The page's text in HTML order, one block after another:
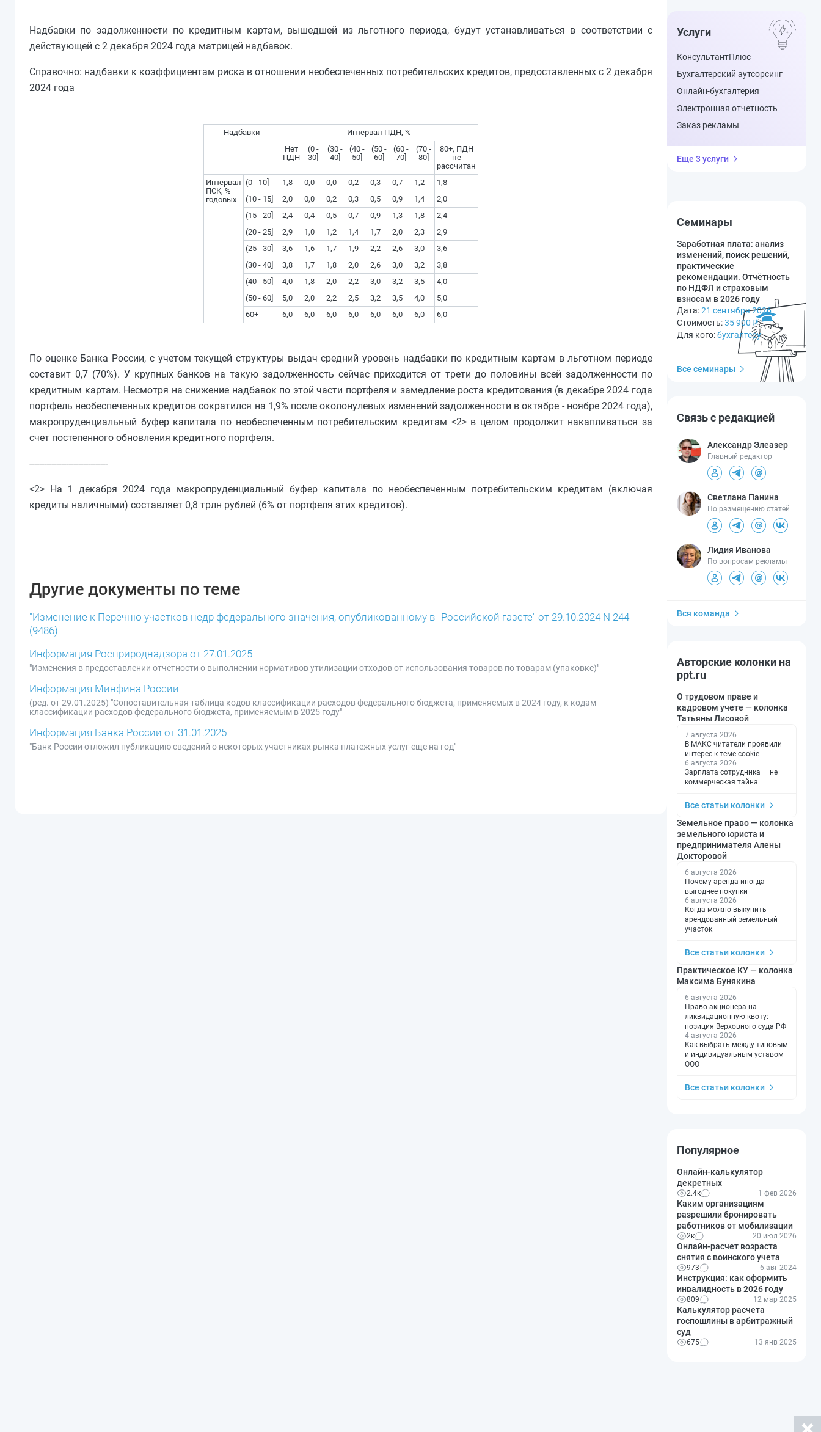
Надбавки по задолженности по кредитным картам, вышедшей из льготного периода, будут устанавливаться в соответствии с
действующей с 2 декабря 2024 года матрицей надбавок.
Справочно: надбавки к коэффициентам риска в отношении необеспеченных потребительских кредитов, предоставленных с 2 декабря
2024 года
Надбавки
Интервал ПДН, %
Нет
ПДН
(0 -
30]
(30 -
40]
(40 -
50]
(50 -
60]
(60 -
70]
(70 -
80]
80+, ПДН
не
рассчитан
Интервал
ПСК, %
годовых
(0 - 10] 1,8 0,0 0,0 0,2 0,3 0,7 1,2
1,8
(10 - 15]
2,0 0,0 0,2 0,3 0,5 0,9 1,4
2,0
(15 - 20]
2,4 0,4 0,5 0,7 0,9 1,3 1,8
2,4
(20 - 25]
2,9 1,0 1,2 1,4 1,7 2,0 2,3
2,9
(25 - 30]
3,6 1,6 1,7 1,9 2,2 2,6 3,0
3,6
(30 - 40]
3,8 1,7 1,8 2,0 2,6 3,0 3,2
3,8
(40 - 50]
4,0 1,8 2,0 2,2 3,0 3,2 3,5
4,0
(50 - 60]
5,0 2,0 2,2 2,5 3,2 3,5 4,0
5,0
60+
6,0 6,0 6,0 6,0 6,0 6,0 6,0 6,0
По оценке Банка России, с учетом текущей структуры выдач средний уровень надбавки по кредитным картам в льготном периоде
составит 0,7 (70%). У крупных банков на такую задолженность сейчас приходится от трети до половины всей задолженности по
кредитным картам. Несмотря на снижение надбавок по этой части портфеля и замедление роста кредитования (в декабре 2024 года
портфель необеспеченных кредитов сократился на 1,9% после околонулевых изменений задолженности в октябре - ноябре 2024 года),
макропруденциальный буфер капитала по необеспеченным потребительским кредитам <2> в целом продолжит накапливаться за
счет постепенного обновления кредитного портфеля.
--------------------------------
<2> На 1 декабря 2024 года макропруденциальный буфер капитала по необеспеченным потребительским кредитам (включая
кредиты наличными) составляет 0,8 трлн рублей (6% от портфеля этих кредитов).
Другие документы по теме
"Изменение к Перечню участков недр федерального значения, опубликованному в "Российской газете" от 29.10.2024 N 244
(9486)"
Информация Росприроднадзора от 27.01.2025
"Изменения в предоставлении отчетности о выполнении нормативов утилизации отходов от использования товаров по товарам (упаковке)"
Информация Минфина России
(ред. от 29.01.2025) "Сопоставительная таблица кодов классификации расходов федерального бюджета, применяемых в 2024 году, к кодам
классификации расходов федерального бюджета, применяемым в 2025 году"
Информация Банка России от 31.01.2025
"Банк России отложил публикацию сведений о некоторых участниках рынка платежных услуг еще на год"
Услуги
КонсультантПлюс
Бухгалтерский аутсорсинг
Онлайн-бухгалтерия
Электронная отчетность
Заказ рекламы
Еще 3 услуги
Семинары
Заработная плата: анализ
изменений, поиск решений,
практические
рекомендации. Отчётность
по НДФЛ и страховым
взносам в 2026 году
Дата:21 сентября 2026
Стоимость:35 900 ₽
Для кого:бухгалтеру
Все семинары
Связь с редакцией
Александр Элеазер
Главный редактор
Светлана Панина
По размещению статей
Лидия Иванова
По вопросам рекламы
Вся команда
Авторские колонки на
ppt.ru
О трудовом праве и
кадровом учете — колонка
Татьяны Лисовой
7 августа 2026
В МАКС читатели проявили
интерес к теме cookie
6 августа 2026
Зарплата сотрудника — не
коммерческая тайна
Все статьи колонки
Земельное право — колонка
земельного юриста и
предпринимателя Алены
Докторовой
6 августа 2026
Почему аренда иногда
выгоднее покупки
6 августа 2026
Когда можно выкупить
арендованный земельный
участок
Все статьи колонки
Практическое КУ — колонка
Максима Бунякина
6 августа 2026
Право акционера на
ликвидационную квоту:
позиция Верховного суда РФ
4 августа 2026
Как выбрать между типовым
и индивидуальным уставом
ООО
Все статьи колонки
Популярное
Онлайн-калькулятор
декретных
2.4к 1 фев 2026
Каким организациям
разрешили бронировать
работников от мобилизации
2к 20 июл 2026
Онлайн-расчет возраста
снятия с воинского учета
973 6 авг 2024
Инструкция: как оформить
инвалидность в 2026 году
809 12 мар 2025
Калькулятор расчета
госпошлины в арбитражный
суд
675 13 янв 2025